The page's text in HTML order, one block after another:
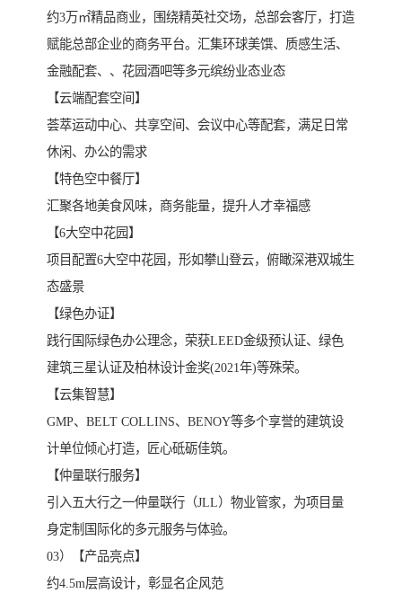
约3万㎡精品商业，围绕精英社交场，总部会客厅，打造
赋能总部企业的商务平台。汇集环球美馔、质感生活、
金融配套、、花园酒吧等多元缤纷业态业态
【云端配套空间】
荟萃运动中心、共享空间、会议中心等配套，满足日常
休闲、办公的需求
【特色空中餐厅】
汇聚各地美食风味，商务能量，提升人才幸福感
【6大空中花园】
项目配置6大空中花园，形如攀山登云，俯瞰深港双城生
态盛景
【绿色办证】
践行国际绿色办公理念，荣获LEED金级预认证、绿色
建筑三星认证及柏林设计金奖(2021年)等殊荣。
【云集智慧】
GMP、BELT COLLINS、BENOY等多个享誉的建筑设
计单位倾心打造，匠心砥砺佳筑。
【仲量联行服务】
引入五大行之一仲量联行（JLL）物业管家，为项目量
身定制国际化的多元服务与体验。
03）【产品亮点】
约4.5m层高设计，彰显名企风范